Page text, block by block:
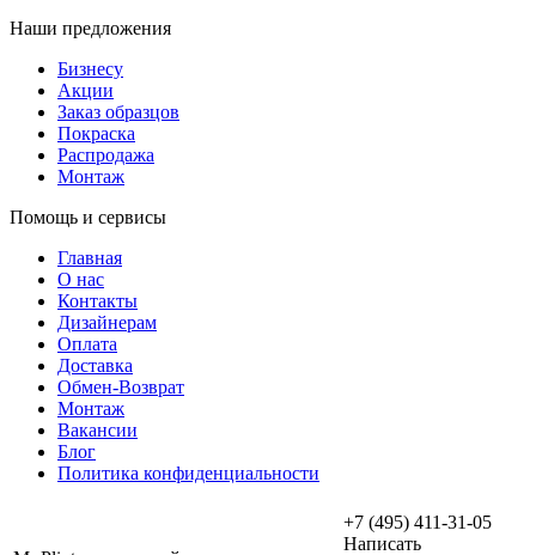
Наши предложения
Бизнесу
Акции
Заказ образцов
Покраска
Распродажа
Монтаж
Помощь и сервисы
Главная
О нас
Контакты
Дизайнерам
Оплата
Доставка
Обмен-Возврат
Монтаж
Вакансии
Блог
Политика конфиденциальности
+7 (495) 411-31-05
Написать